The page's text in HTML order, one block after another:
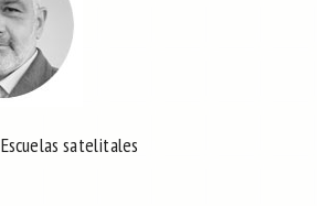
Escuelas satelitales